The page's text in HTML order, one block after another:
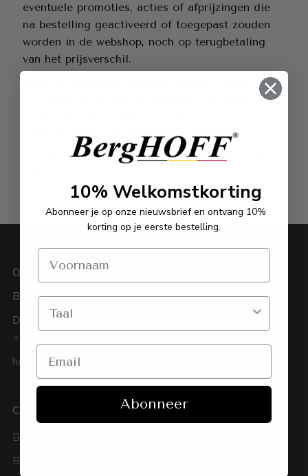
eventuele promoties, acties of afprijzingen die
na bestelling geactiveerd of toegepast zouden
worden in de webshop, noch op terugbetaling
van het prijsverschil.
weergegeven in euro (€) inclusief btw (21%) en
belastingen, invoerrechten, handelings- en
verzendkosten), tenzij expliciet anders vermeld
OVER
BergHOFF Benelux
De Weven 3, 3583 Paal
+32 11 92 22 22
hello@berghoff-belgium.be
CATEGORIEËN
Bestek
BBQ
KLANTENDIENST
10% Welkomstkorting
Abonneer je op onze nieuwsbrief en ontvang 10%
korting op je eerste bestelling.
Abonneer